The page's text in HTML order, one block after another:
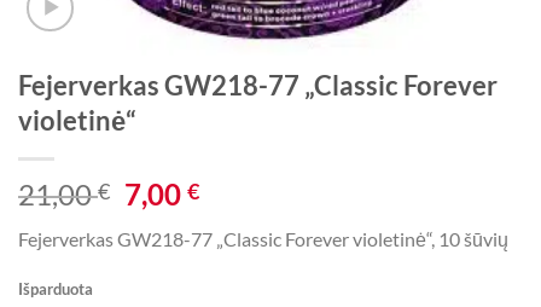
Fejerverkas GW218-77 „Classic Forever
violetinė“
21,00€ Original
price
was:
7,00€Current
is:
Fejerverkas GW218-77 „Classic Forever violetinė“, 10 šūvių
Išparduota